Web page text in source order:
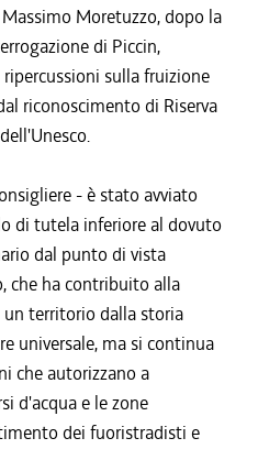
Moretuzzo, dopo la
di Piccin,
sulla fruizione
riconoscimento di Riserva
- è stato avviato
di tutela inferiore al dovuto
dal punto di vista
che ha contribuito alla
territorio dalla storia
universale, ma si continua
che autorizzano a
d'acqua e le zone
dei fuoristradisti e